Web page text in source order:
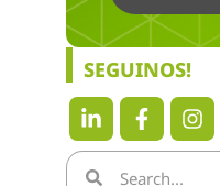
SEGUINOS!